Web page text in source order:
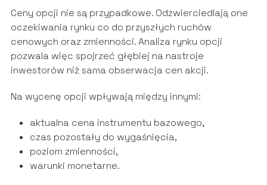
Ceny opcji nie są przypadkowe. Odzwierciedlają one
oczekiwania rynku co do przyszłych ruchów
cenowych oraz zmienności. Analiza rynku opcji
pozwala więc spojrzeć głębiej na nastroje
inwestorów niż sama obserwacja cen akcji.
Na wycenę opcji wpływają między innymi:
aktualna cena instrumentu bazowego,
czas pozostały do wygaśnięcia,
poziom zmienności,
warunki monetarne.